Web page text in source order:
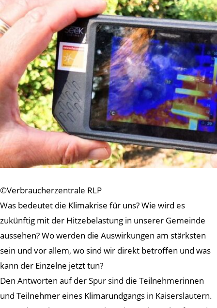
©Verbraucherzentrale RLP
Was bedeutet die Klimakrise für uns? Wie wird es
zukünftig mit der Hitzebelastung in unserer Gemeinde
aussehen? Wo werden die Auswirkungen am stärksten
sein und vor allem, wo sind wir direkt betroffen und was
kann der Einzelne jetzt tun?
Den Antworten auf der Spur sind die Teilnehmerinnen
und Teilnehmer eines Klimarundgangs in Kaiserslautern.